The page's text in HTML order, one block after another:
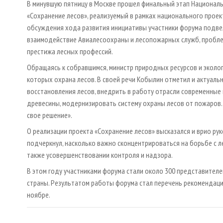
В минувшую пятницу в Москве прошел финальный этап
«Сохранение лесов», реализуемый в рамках национального
обсуждения хода развития инициативы участники форума
взаимодействие Авиалесоохраны и лесопожарных служб,
престижа лесных профессий.
Обращаясь к собравшимся, министр природных ресурсов и
которых охрана лесов. В своей речи Кобылин отметил и
восстановления лесов, внедрить в работу отрасли
древесины, модернизировать систему охраны лесов от
свое решение».
О реализации проекта «Сохранение лесов» высказался и врио
подчеркнул, насколько важно сконцентрироваться на борьбе
также усовершенствовании контроля и надзора.
В этом году участниками форума стали около 300
страны. Результатом работы форума стал перечень
ноябре.